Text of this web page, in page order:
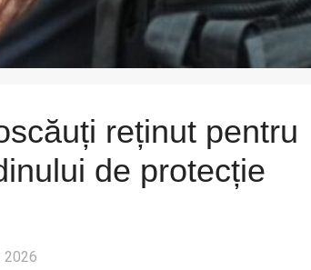
reținut pentru
de protecție
2026